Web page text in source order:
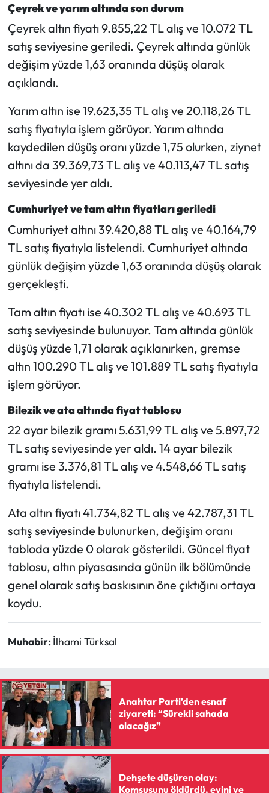
Çeyrek ve yarım altında son durum
Çeyrek altın fiyatı 9.855,22 TL alış ve 10.072 TL
satış seviyesine geriledi. Çeyrek altında günlük
değişim yüzde 1,63 oranında düşüş olarak
açıklandı.
Yarım altın ise 19.623,35 TL alış ve 20.118,26 TL
satış fiyatıyla işlem görüyor. Yarım altında
kaydedilen düşüş oranı yüzde 1,75 olurken, ziynet
altını da 39.369,73 TL alış ve 40.113,47 TL satış
seviyesinde yer aldı.
Cumhuriyet ve tam altın fiyatları geriledi
Cumhuriyet altını 39.420,88 TL alış ve 40.164,79
TL satış fiyatıyla listelendi. Cumhuriyet altında
günlük değişim yüzde 1,63 oranında düşüş olarak
gerçekleşti.
Tam altın fiyatı ise 40.302 TL alış ve 40.693 TL
satış seviyesinde bulunuyor. Tam altında günlük
düşüş yüzde 1,71 olarak açıklanırken, gremse
altın 100.290 TL alış ve 101.889 TL satış fiyatıyla
işlem görüyor.
Bilezik ve ata altında fiyat tablosu
22 ayar bilezik gramı 5.631,99 TL alış ve 5.897,72
TL satış seviyesinde yer aldı. 14 ayar bilezik
gramı ise 3.376,81 TL alış ve 4.548,66 TL satış
fiyatıyla listelendi.
Ata altın fiyatı 41.734,82 TL alış ve 42.787,31 TL
satış seviyesinde bulunurken, değişim oranı
tabloda yüzde 0 olarak gösterildi. Güncel fiyat
tablosu, altın piyasasında günün ilk bölümünde
genel olarak satış baskısının öne çıktığını ortaya
koydu.
Muhabir: İlhami Türksal
Anahtar Parti’den esnaf
ziyareti: “Sürekli sahada
olacağız”
Dehşete düşüren olay:
Komşusunu öldürdü, evini ve
Sungurlu Haberleri
Turizm
Uğurludağ Haberleri
Yaşam
Yayla Haber
Yemek Tarifleri
Yerel Haberler